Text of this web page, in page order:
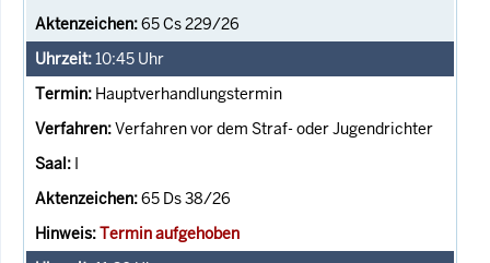
65 Cs 229/26
10:45 Uhr
Hauptverhandlungstermin
Verfahren vor dem Straf- oder Jugendrichter
I
65 Ds 38/26
Termin aufgehoben